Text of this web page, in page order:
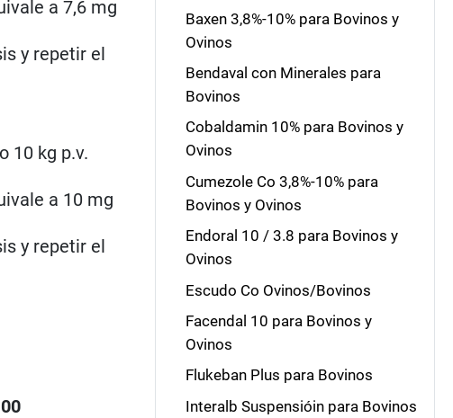
a 7,6 mg
y repetir el
10 kg p.v.
a 10 mg
y repetir el
Baxen 3,8%-10% para Bovinos y
Ovinos
Bendaval con Minerales para
Bovinos
Cobaldamin 10% para Bovinos y
Ovinos
Cumezole Co 3,8%-10% para
Bovinos y Ovinos
Endoral 10 / 3.8 para Bovinos y
Ovinos
Escudo Co Ovinos/Bovinos
Facendal 10 para Bovinos y
Ovinos
Flukeban Plus para Bovinos
Interalb Suspensióin para Bovinos